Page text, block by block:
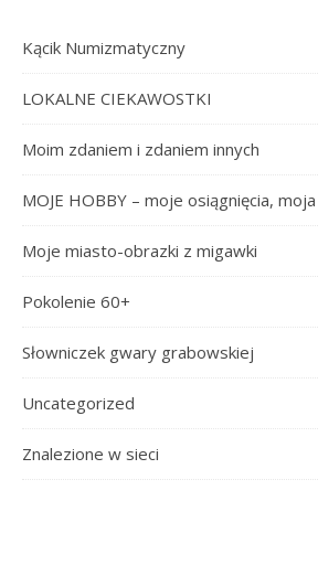
Kącik Numizmatyczny
LOKALNE CIEKAWOSTKI
Moim zdaniem i zdaniem innych
MOJE HOBBY – moje osiągnięcia,
Moje miasto-obrazki z migawki
Pokolenie 60+
Słowniczek gwary grabowskiej
Uncategorized
Znalezione w sieci